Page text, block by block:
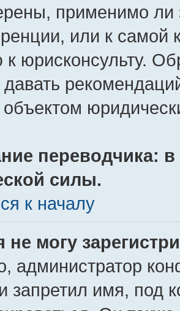
применимо ли
или к самой
юрисконсульту.
объектом
переводчика:
силы.
к началу
не могу
администратор
запретил имя, под